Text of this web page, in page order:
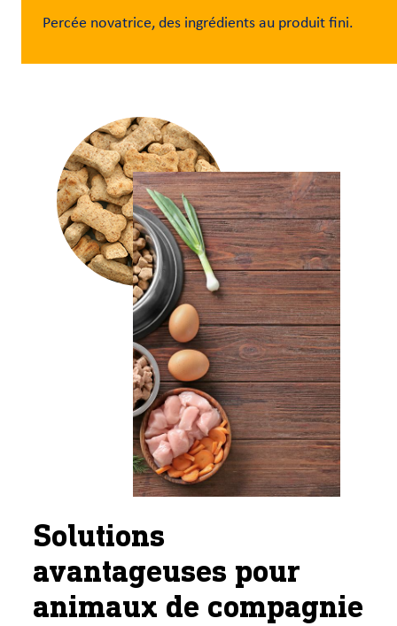
Nous
Approvisionnement
Investisseurs
Percée novatrice, des ingrédients au produit fini.
Solutions
avantageuses pour
animaux de compagnie